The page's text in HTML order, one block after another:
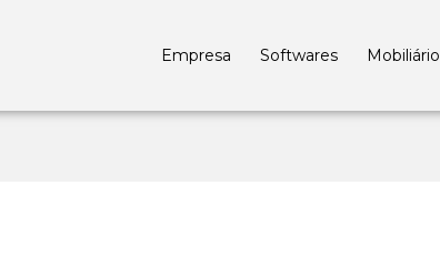
Empresa Softwares Mobiliário